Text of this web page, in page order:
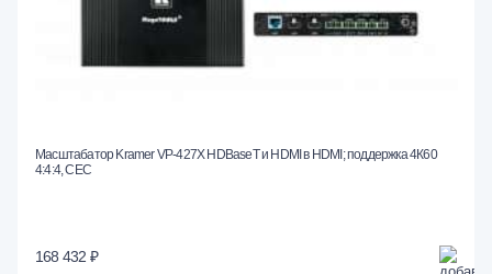
Масштабатор Kramer VP-427X HDBaseT и HDMI в HDMI; поддержка 4К60
4:4:4, CEC
168 432 ₽